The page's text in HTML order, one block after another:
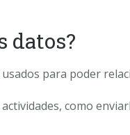
datos?
para poder
como